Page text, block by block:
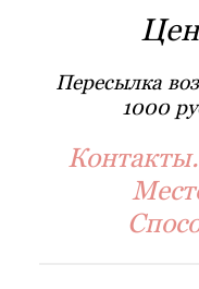
Пересылка
1000